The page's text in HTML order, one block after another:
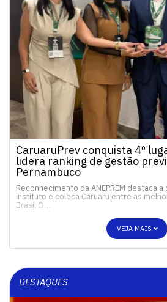
CaruaruPrev conquista 4º
lidera ranking de gestão
Pernambuco
Reconhecimento da ANEPREM destaca
instituto e coloca Caruaru entre as
Brasil O…
VEJA MAIS
DESTAQUES